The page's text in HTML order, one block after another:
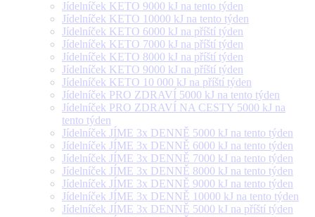
Jídelníček KETO 9000 kJ na tento týden
Jídelníček KETO 10000 kJ na tento týden
Jídelníček KETO 6000 kJ na příští týden
Jídelníček KETO 7000 kJ na příští týden
Jídelníček KETO 8000 kJ na příští týden
Jídelníček KETO 9000 kJ na příští týden
Jídelníček KETO 10 000 kJ na příští týden
Jídelníček PRO ZDRAVÍ 5000 kJ na tento týden
Jídelníček PRO ZDRAVÍ NA CESTY 5000 kJ na
tento týden
Jídelníček JÍME 3x DENNĚ 5000 kJ na tento týden
Jídelníček JÍME 3x DENNĚ 6000 kJ na tento týden
Jídelníček JÍME 3x DENNĚ 7000 kJ na tento týden
Jídelníček JÍME 3x DENNĚ 8000 kJ na tento týden
Jídelníček JÍME 3x DENNĚ 9000 kJ na tento týden
Jídelníček JÍME 3x DENNĚ 10000 kJ na tento týden
Jídelníček JÍME 3x DENNĚ 5000 kJ na příští týden